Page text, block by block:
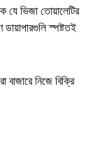
যে ভিজা তোয়ালেটির
স্পষ্টতই
নিজে বিক্রি